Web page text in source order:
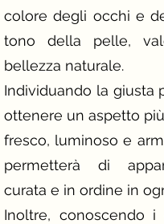
colore degli occhi e
tono della pelle,
bellezza naturale.
Individuando la giusta
ottenere un aspetto più
fresco, luminoso e
permetterà di
curata e in ordine in
Inoltre, conoscendo